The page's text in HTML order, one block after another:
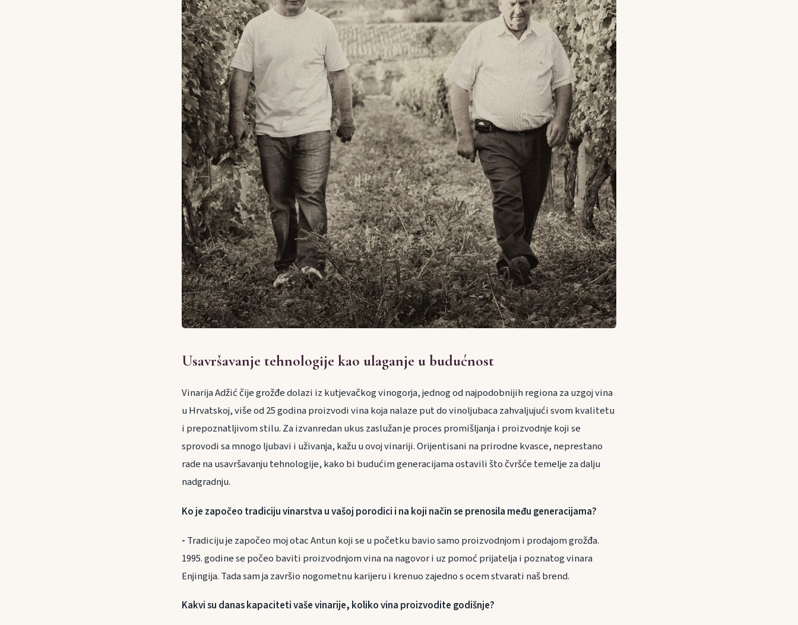
Usavršavanje tehnologije kao ulaganje u budućnost
Vinarija Adžić čije grožđe dolazi iz kutjevačkog vinogorja, jednog od najpodobnijih regiona za uzgoj vina
u Hrvatskoj, više od 25 godina proizvodi vina koja nalaze put do vinoljubaca zahvaljujući svom kvalitetu
i prepoznatljivom stilu. Za izvanredan ukus zaslužan je proces promišljanja i proizvodnje koji se
sprovodi sa mnogo ljubavi i uživanja, kažu u ovoj vinariji. Orijentisani na prirodne kvasce, neprestano
rade na usavršavanju tehnologije, kako bi budućim generacijama ostavili što čvršće temelje za dalju
nadgradnju.
Ko je započeo tradiciju vinarstva u vašoj porodici i na koji način se prenosila među generacijama?
- Tradiciju je započeo moj otac Antun koji se u početku bavio samo proizvodnjom i prodajom grožđa.
1995. godine se počeo baviti proizvodnjom vina na nagovor i uz pomoć prijatelja i poznatog vinara
Enjingija. Tada sam ja završio nogometnu karijeru i krenuo zajedno s ocem stvarati naš brend.
Kakvi su danas kapaciteti vaše vinarije, koliko vina proizvodite godišnje?